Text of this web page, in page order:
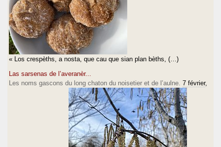
« Los crespèths, a nosta, que cau que sian plan bèths, (…)
Las sarsenas de l’averanèr...
Les noms gascons du long chaton du noisetier et de l’aulne. 7 février,